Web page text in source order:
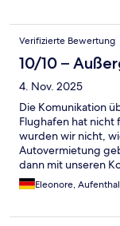
Verifizierte Bewertung
10/10 –
4. Nov. 2025
Die Komunikation
Flughafen hat nicht
wurden wir nicht,
Autovermietung
dann mit unseren
modern und gut
sehr
Eleonore,